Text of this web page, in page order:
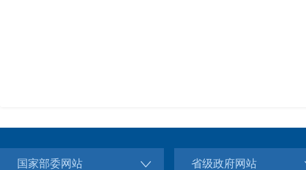
国家部委网站 省级政府网站